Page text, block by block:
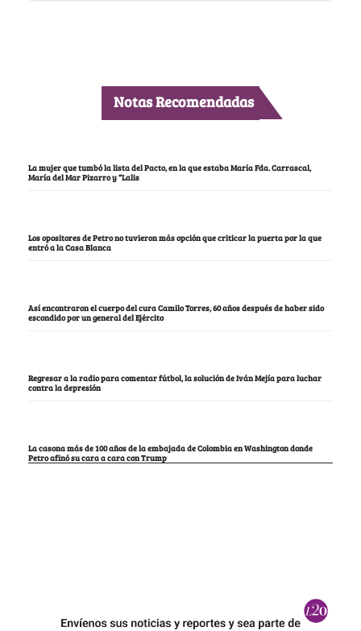
Notas Recomendadas
La mujer que tumbó la lista del Pacto, en la que estaba María Fda. Carrascal,
María del Mar Pizarro y “Lalis
Los opositores de Petro no tuvieron más opción que criticar la puerta por la que
entró a la Casa Blanca
Así encontraron el cuerpo del cura Camilo Torres, 60 años después de haber sido
escondido por un general del Ejército
Regresar a la radio para comentar fútbol, la solución de Iván Mejía para luchar
contra la depresión
La casona más de 100 años de la embajada de Colombia en Washington donde
Petro afinó su cara a cara con Trump